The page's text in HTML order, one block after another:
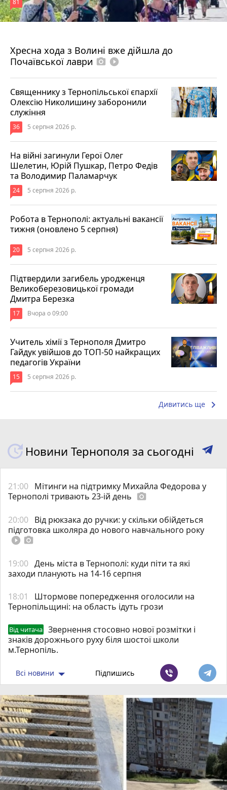
Хресна хода з Волині вже дійшла до
Почаївської лаври photo_camera play_circle_filled
81
Священнику з Тернопільської єпархії
Олексію Николишину заборонили
служіння
36 5 серпня 2026 р.
На війні загинули Герої Олег
Шелетин, Юрій Пушкар, Петро Федів
та Володимир Паламарчук
24 5 серпня 2026 р.
Робота в Тернополі: актуальні вакансії
тижня (оновлено 5 серпня)
20 5 серпня 2026 р.
Підтвердили загибель уродженця
Великоберезовицької громади
Дмитра Березка
17 Вчора о 09:00
Учитель хімії з Тернополя Дмитро
Гайдук увійшов до ТОП-50 найкращих
педагогів України
15 5 серпня 2026 р.
Дивитись ще keyboard_arrow_right
Новини Тернополя за сьогодні
21:00 Мітинги на підтримку Михайла Федорова у
Тернополі тривають 23-ій день photo_camera
20:00 Від рюкзака до ручки: у скільки обійдеться
підготовка школяра до нового навчального року
play_circle_filled photo_camera
19:00 День міста в Тернополі: куди піти та які
заходи планують на 14-16 серпня
18:01
Штормове попередження оголосили на
Тернопільщині: на область ідуть грози
Від читача
Звернення стосовно нової розмітки і
знаків дорожнього руху біля шостої школи
м.Тернопіль.
Всі новини Підпишись